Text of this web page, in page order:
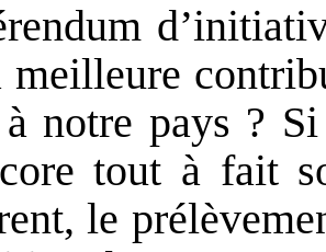
notre pays ?
tout à fait
le